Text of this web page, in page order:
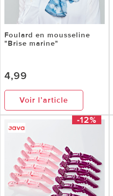
Foulard en mousseline
"Brise marine"
4,99
Voir l’article
-12%